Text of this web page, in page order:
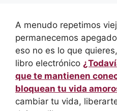
A menudo repetimos
permanecemos
eso no es lo que
libro electrónico
que te mantienen
bloquean tu vida
cambiar tu vida,